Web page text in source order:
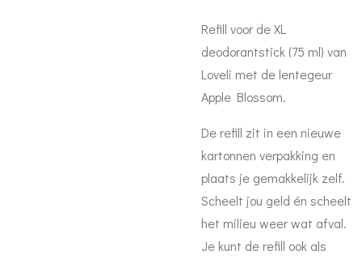
Refill voor de XL
deodorantstick (75 ml) van
Loveli met de lentegeur
Apple Blossom.
De refill zit in een nieuwe
kartonnen verpakking en
plaats je gemakkelijk zelf.
Scheelt jou geld én scheelt
het milieu weer wat afval.
Je kunt de refill ook als